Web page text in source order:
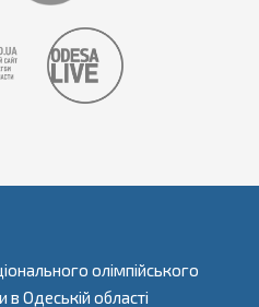
олімпійського
в Одеській області